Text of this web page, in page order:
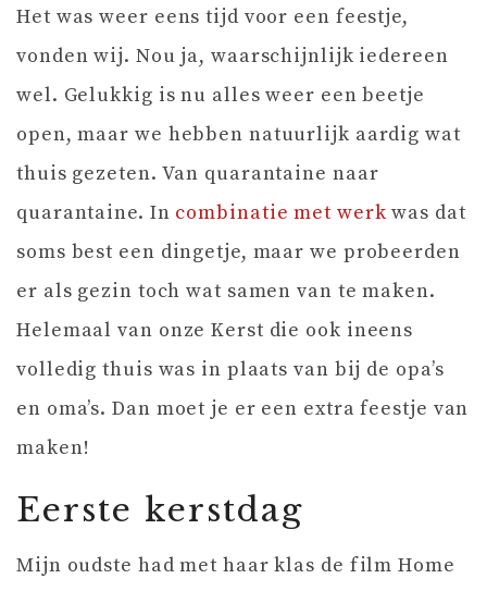
Het was weer eens tijd voor een feestje,
vonden wij. Nou ja, waarschijnlijk iedereen
wel. Gelukkig is nu alles weer een beetje
open, maar we hebben natuurlijk aardig wat
thuis gezeten. Van quarantaine naar
quarantaine. In combinatie met werk was dat
soms best een dingetje, maar we probeerden
er als gezin toch wat samen van te maken.
Helemaal van onze Kerst die ook ineens
volledig thuis was in plaats van bij de opa’s
en oma’s. Dan moet je er een extra feestje van
maken!
Eerste kerstdag
Mijn oudste had met haar klas de film Home